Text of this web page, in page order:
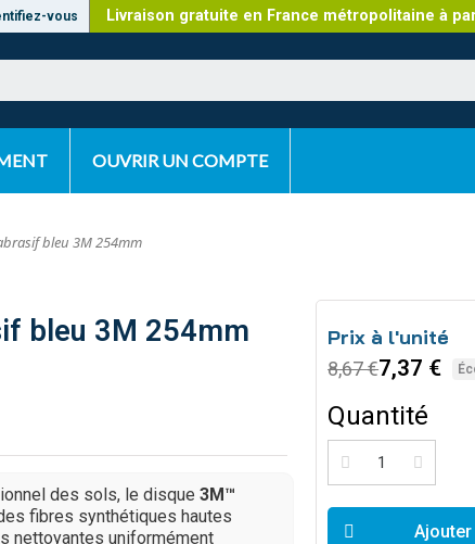
vous Livraison gratuite en France métropolitaine à
OUVRIR UN COMPTE
bleu 3M 254mm
bleu 3M 254mm
des sols, le disque3M™
fibres synthétiques hautes
nettoyantes uniformément
Prix à l'unité
8,67 €7,37 €
Quantité